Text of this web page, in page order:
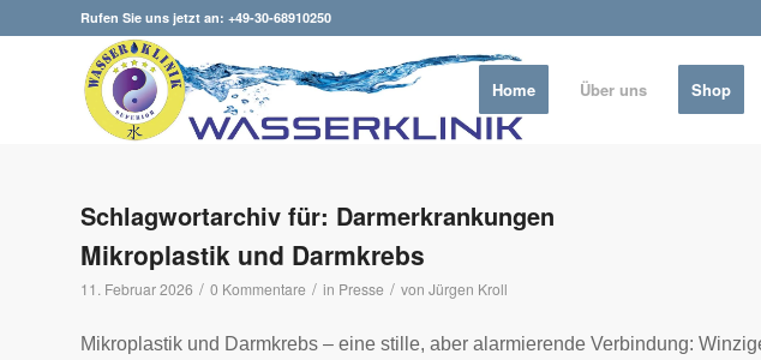
Rufen Sie uns jetzt an: +49-30-68910250
Home Über uns Shop
Schlagwortarchiv für: Darmerkrankungen
Mikroplastik und Darmkrebs
11. Februar 2026 / 0 Kommentare / in Presse / von Jürgen Kroll
Mikroplastik und Darmkrebs – eine stille, aber alarmierende Verbindung: